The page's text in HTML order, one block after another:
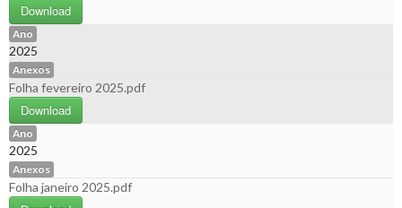
Download
Ano
2025
Anexos
Folha fevereiro 2025.pdf
Download
Ano
2025
Anexos
Folha janeiro 2025.pdf